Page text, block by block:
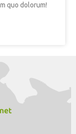
quo dolorum!